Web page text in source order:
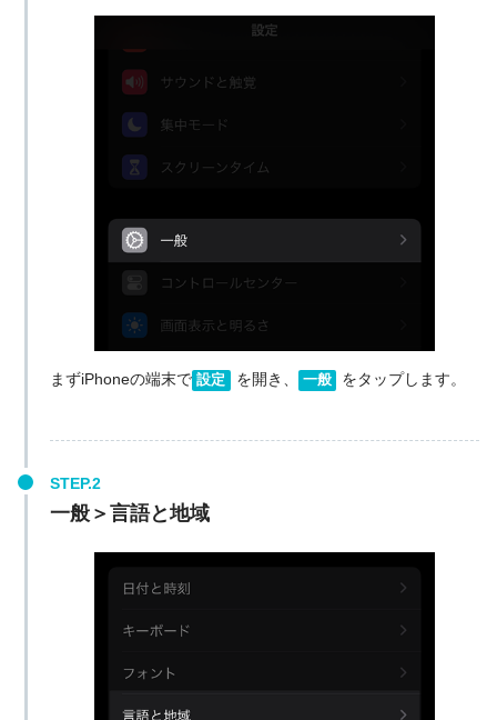
まずiPhoneの端末で 設定 を開き、 一般 をタップします。
一般＞言語と地域